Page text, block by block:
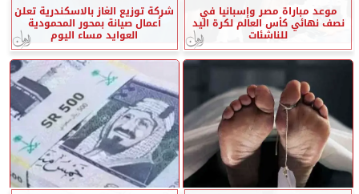
موعد مباراة مصر وإسبانيا في
نصف نهائي كأس العالم لكرة اليد
للناشئات
شركة توزيع الغاز بالاسكندرية تعلن
أعمال صيانة بمحور المحمودية
العوايد مساء اليوم